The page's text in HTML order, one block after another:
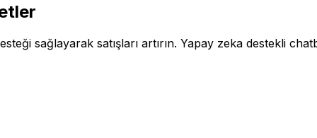
sağlayarak satışları artırın. Yapay zeka destekli